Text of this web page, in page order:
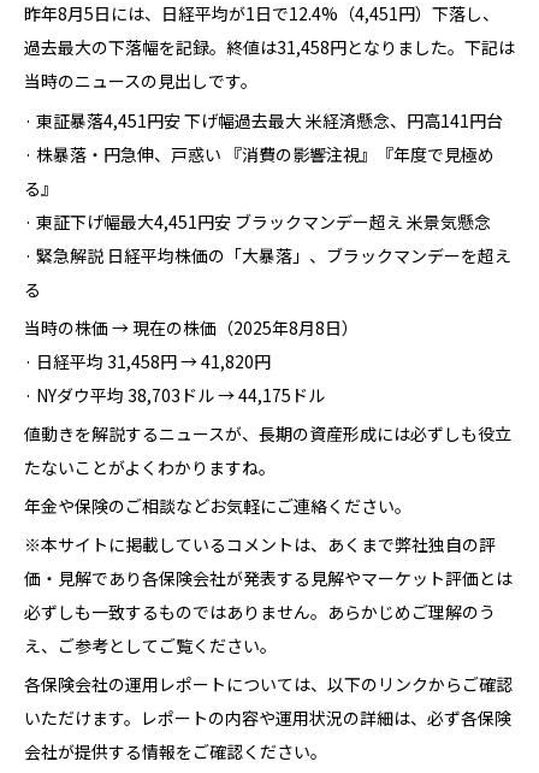
昨年8月5日には、日経平均が1日で12.4%（4,451円）下落し、
過去最大の下落幅を記録。終値は31,458円となりました。下記は
当時のニュースの見出しです。
· 東証暴落4,451円安 下げ幅過去最大 米経済懸念、円高141円台
· 株暴落・円急伸、戸惑い 『消費の影響注視』『年度で見極め
る』
· 東証下げ幅最大4,451円安 ブラックマンデー超え 米景気懸念
· 緊急解説 日経平均株価の「大暴落」、ブラックマンデーを超え
る
当時の株価 → 現在の株価（2025年8月8日）
· 日経平均 31,458円 → 41,820円
· NYダウ平均 38,703ドル → 44,175ドル
値動きを解説するニュースが、長期の資産形成には必ずしも役立
たないことがよくわかりますね。
年金や保険のご相談などお気軽にご連絡ください。
※本サイトに掲載しているコメントは、あくまで弊社独自の評
価・見解であり各保険会社が発表する見解やマーケット評価とは
必ずしも一致するものではありません。あらかじめご理解のう
え、ご参考としてご覧ください。
各保険会社の運用レポートについては、以下のリンクからご確認
いただけます。レポートの内容や運用状況の詳細は、必ず各保険
会社が提供する情報をご確認ください。